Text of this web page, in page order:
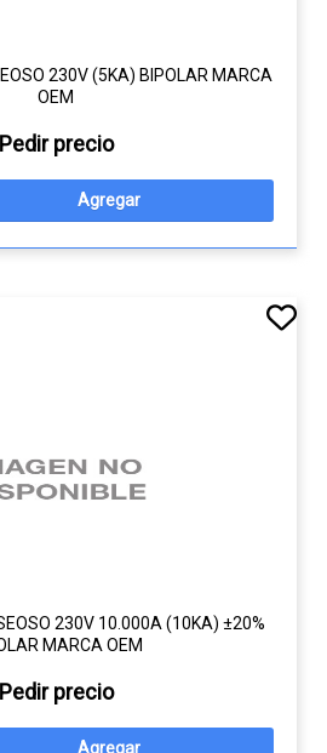
230V (5KA) BIPOLAR MARCA
OEM
Pedir precio
230V 10.000A (10KA) ±20%
MARCA OEM
Pedir precio